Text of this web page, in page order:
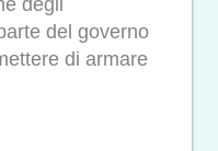
degli
del governo
di armare